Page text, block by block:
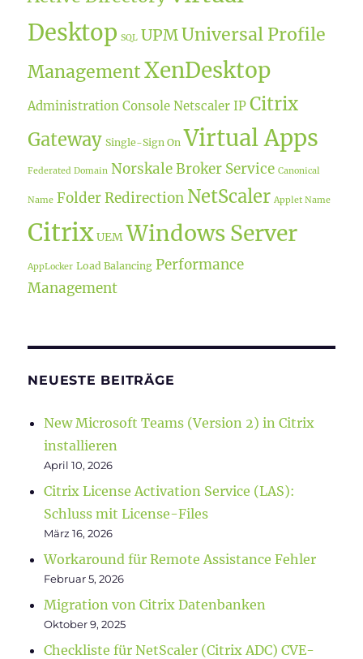
Desktop SQL UPMUniversal Profile
Management XenDesktop
Administration Console Netscaler IP Citrix
Gateway Single-Sign On Virtual Apps
Federated Domain Norskale Broker Service Canonical
Name Folder Redirection NetScaler Applet Name
Citrix UEM Windows Server
AppLocker Load Balancing Performance
Management
NEUESTE BEITRÄGE
New Microsoft Teams (Version 2) in Citrix
installieren
April 10, 2026
Citrix License Activation Service (LAS):
Schluss mit License-Files
März 16, 2026
Workaround für Remote Assistance Fehler
Februar 5, 2026
Migration von Citrix Datenbanken
Oktober 9, 2025
Checkliste für NetScaler (Citrix ADC) CVE-